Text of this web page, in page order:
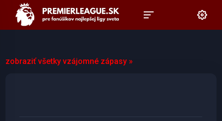
zobraziť všetky vzájomné zápasy »